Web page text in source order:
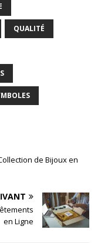
QUALITÉ
de Bijoux en
en Ligne